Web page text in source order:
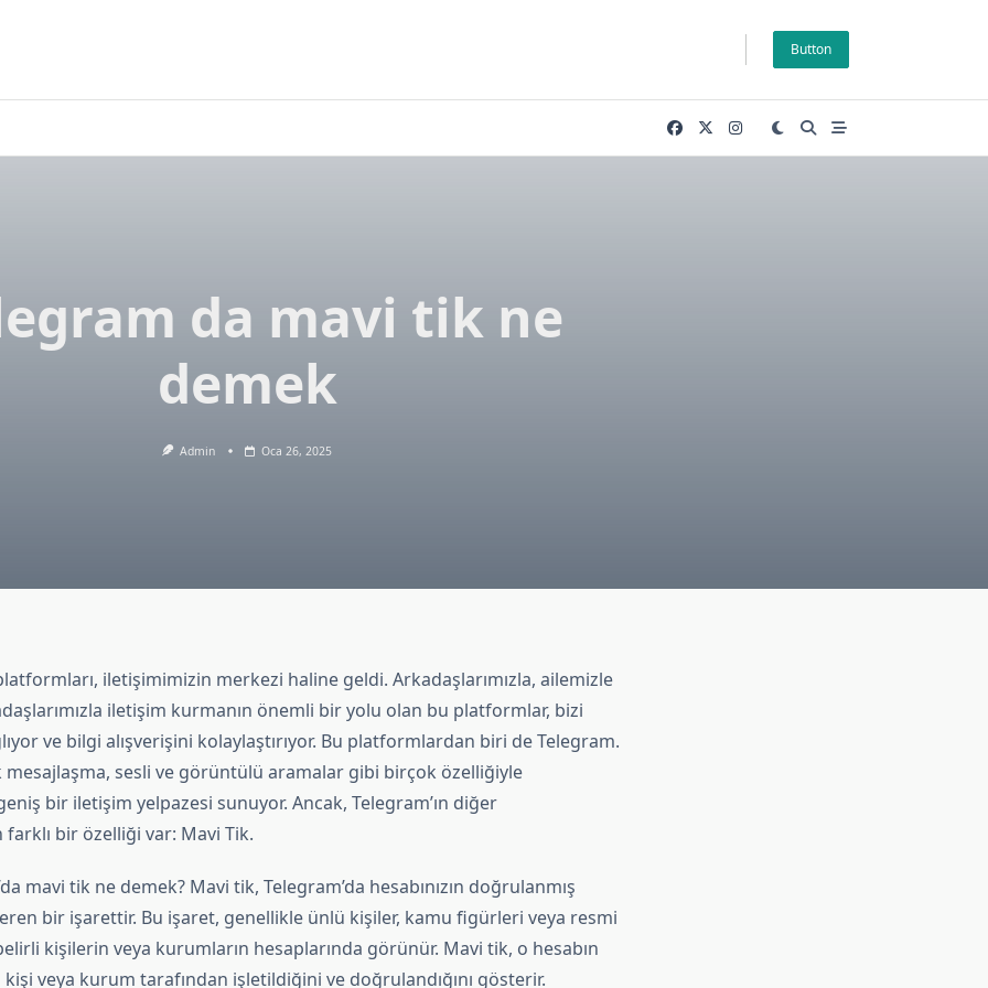
Button
da mavi tik ne
demek
Admin Oca 26, 2025
iletişimimizin merkezi haline geldi. Arkadaşlarımızla, ailemizle
iletişim kurmanın önemli bir yolu olan bu platformlar, bizi
ve bilgi alışverişini kolaylaştırıyor. Bu platformlardan biri de Telegram.
mesajlaşma, sesli ve görüntülü aramalar gibi birçok özelliğiyle
bir iletişim yelpazesi sunuyor. Ancak, Telegram’ın diğer
bir özelliği var: Mavi Tik.
mavi tik ne demek? Mavi tik, Telegram’da hesabınızın doğrulanmış
bir işarettir. Bu işaret, genellikle ünlü kişiler, kamu figürleri veya resmi
kişilerin veya kurumların hesaplarında görünür. Mavi tik, o hesabın
veya kurum tarafından işletildiğini ve doğrulandığını gösterir.